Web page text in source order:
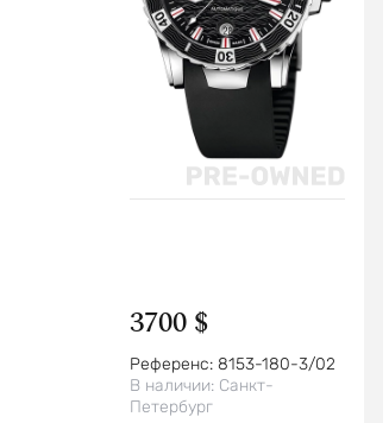
3700 $
Референс: 8153-180-3/02
В наличии: Санкт-
Петербург